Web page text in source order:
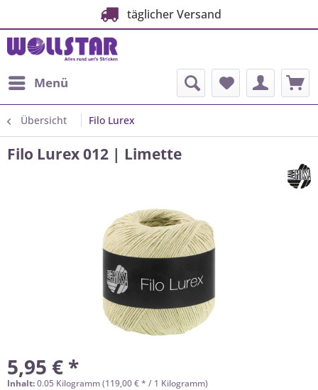
täglicher Versand
Menü
Übersicht Filo Lurex
Filo Lurex 012 | Limette
5,95 € *
Inhalt:0.05 Kilogramm (119,00 € * / 1 Kilogramm)